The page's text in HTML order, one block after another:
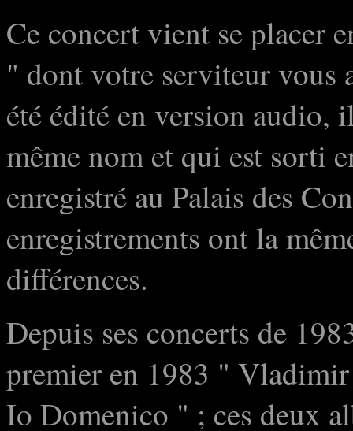
Ce concert vient se placer
" dont votre serviteur vous
été édité en version audio,
même nom et qui est sorti
enregistré au Palais des
enregistrements ont la
différences.
Depuis ses concerts de
premier en 1983 "
Io Domenico " ; ces deux